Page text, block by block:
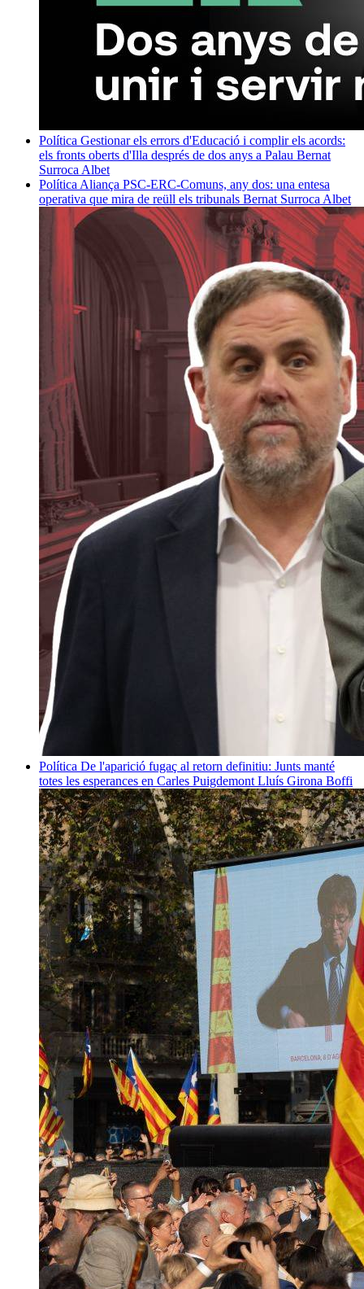
Política Gestionar els errors d'Educació i complir els acords:
els fronts oberts d'Illa després de dos anys a Palau Bernat
Surroca Albet
Política Aliança PSC-ERC-Comuns, any dos: una entesa
operativa que mira de reüll els tribunals Bernat Surroca Albet
Política De l'aparició fugaç al retorn definitiu: Junts manté
totes les esperances en Carles Puigdemont Lluís Girona Boffi